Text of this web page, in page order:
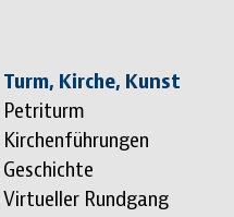
Turm, Kirche, Kunst
Petriturm
Kirchenführungen
Geschichte
Virtueller Rundgang